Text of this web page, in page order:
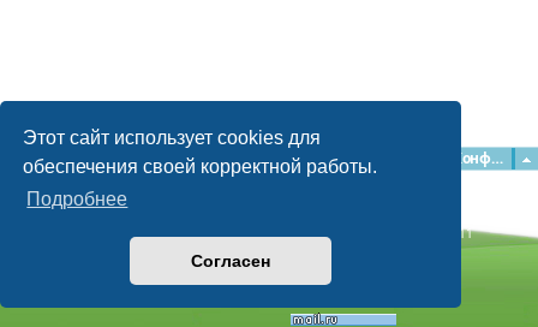
Этот сайт использует cookies для
обеспечения своей корректной работы.
Подробнее
Согласен
Главная Форумы Конфиденциальность
Наша команда
Time: 0.040s| Peak Memory Usage: 2.16 МБ | GZIP: Off |
Queries: 11
© phpBB Guru, 2004—2026
Powered by
Style byArtodia